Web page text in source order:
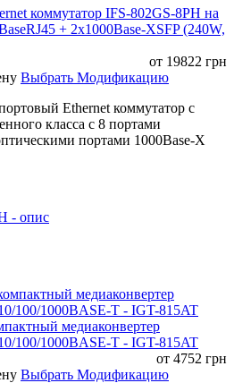
коммутатор IFS-802GS-8PH на
+ 2x1000Base-XSFP (240W,
от 19822 грн
Выбрать Модификацию
Ethernet коммутатор с
класса с 8 портами
портами 1000Base-X
- опис
медиаконвертер
100/1000BASE-T - IGT-815AT
от 4752 грн
Выбрать Модификацию